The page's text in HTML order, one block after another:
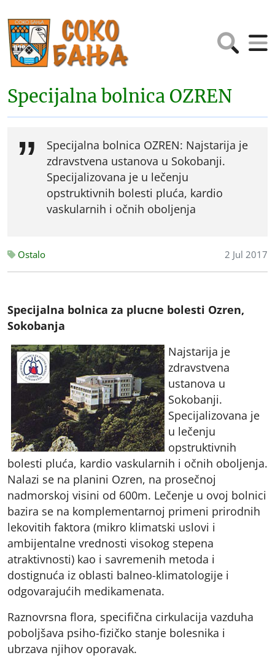
Specijalna bolnica OZREN
Specijalna bolnica OZREN: Najstarija je
zdravstvena ustanova u Sokobanji.
Specijalizovana je u lečenju
opstruktivnih bolesti pluća, kardio
vaskularnih i očnih oboljenja
Ostalo 2 Jul 2017
Specijalna bolnica za plucne bolesti Ozren,
Sokobanja
Najstarija je
zdravstvena
ustanova u
Sokobanji.
Specijalizovana je
u lečenju
opstruktivnih
bolesti pluća, kardio vaskularnih i očnih oboljenja.
Nalazi se na planini Ozren, na prosečnoj
nadmorskoj visini od 600m. Lečenje u ovoj bolnici
bazira se na komplementarnoj primeni prirodnih
lekovitih faktora (mikro klimatski uslovi i
ambijentalne vrednosti visokog stepena
atraktivnosti) kao i savremenih metoda i
dostignuća iz oblasti balneo-klimatologije i
odgovarajućih medikamenata.
Raznovrsna flora, specifična cirkulacija vazduha
poboljšava psiho-fizičko stanje bolesnika i
ubrzava njihov oporavak.